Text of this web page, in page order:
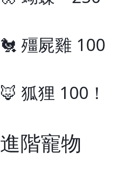
🐔 殭屍雞 100
🦊 狐狸 100！
進階寵物